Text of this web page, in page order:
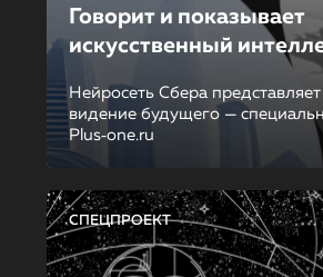
Говорит и показывает
искусственный
Нейросеть Сбера представляет
видение будущего —
Plus‑one.ru
СПЕЦПРОЕКТ